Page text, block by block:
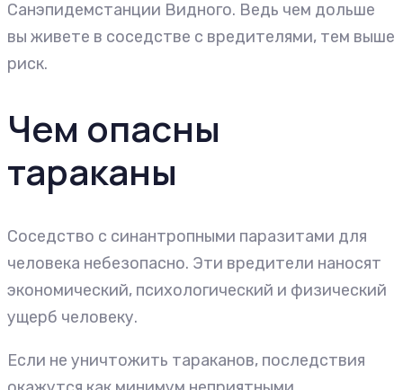
Санэпидемстанции Видного. Ведь чем дольше
вы живете в соседстве с вредителями, тем выше
риск.
Чем опасны
тараканы
Соседство с синантропными паразитами для
человека небезопасно. Эти вредители наносят
экономический, психологический и физический
ущерб человеку.
Если не уничтожить тараканов, последствия